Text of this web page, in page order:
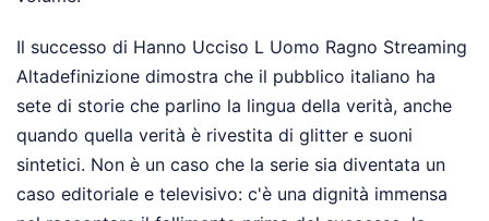
Il successo di Hanno Ucciso L Uomo Ragno Streaming
Altadefinizione dimostra che il pubblico italiano ha
sete di storie che parlino la lingua della verità, anche
quando quella verità è rivestita di glitter e suoni
sintetici. Non è un caso che la serie sia diventata un
caso editoriale e televisivo: c'è una dignità immensa